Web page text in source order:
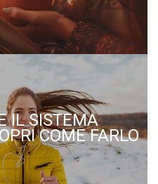
IL SISTEMA
COME FARLO